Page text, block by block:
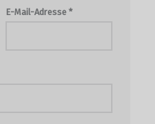
E-Mail-Adresse*